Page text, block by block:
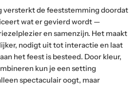
versterkt de feeststemming doordat
wat er gevierd wordt —
en samenzijn. Het maakt
nodigt uit tot interactie en laat
het feest is besteed. Door kleur,
kun je een setting
spectaculair oogt, maar